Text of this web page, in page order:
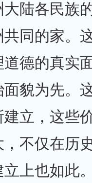
陆各民族
共同的家。
道德的真实
貌为先。
立，这些
不仅在历
上也如此